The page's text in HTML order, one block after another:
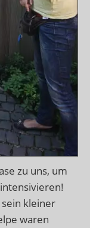
zu uns, um
kleiner
waren